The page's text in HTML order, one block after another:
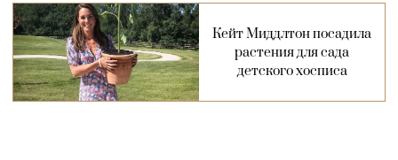
Кейт Миддлтон посадила
растения для сада
детского хосписа